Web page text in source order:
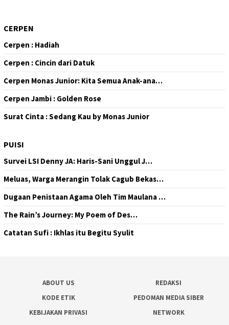
CERPEN
Cerpen : Hadiah
Cerpen : Cincin dari Datuk
Cerpen Monas Junior: Kita Semua Anak-ana…
Cerpen Jambi : Golden Rose
Surat Cinta : Sedang Kau by Monas Junior
PUISI
Survei LSI Denny JA: Haris-Sani Unggul J…
Meluas, Warga Merangin Tolak Cagub Bekas…
Dugaan Penistaan Agama Oleh Tim Maulana …
The Rain’s Journey: My Poem of Des…
Catatan Sufi : Ikhlas itu Begitu Syulit
ABOUT US
REDAKSI
KODE ETIK
PEDOMAN MEDIA SIBER
KEBIJAKAN PRIVASI
NETWORK